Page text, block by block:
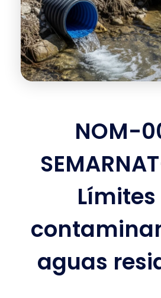
NOM-
aguas